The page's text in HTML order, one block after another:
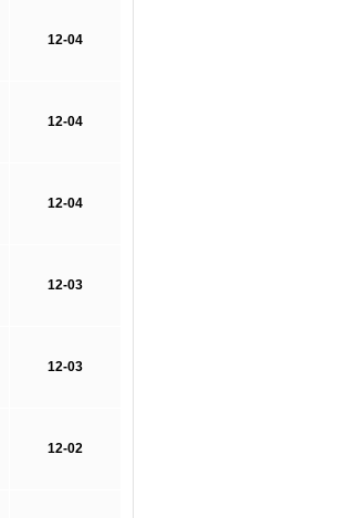
12-04
12-04
12-04
12-03
12-03
12-02